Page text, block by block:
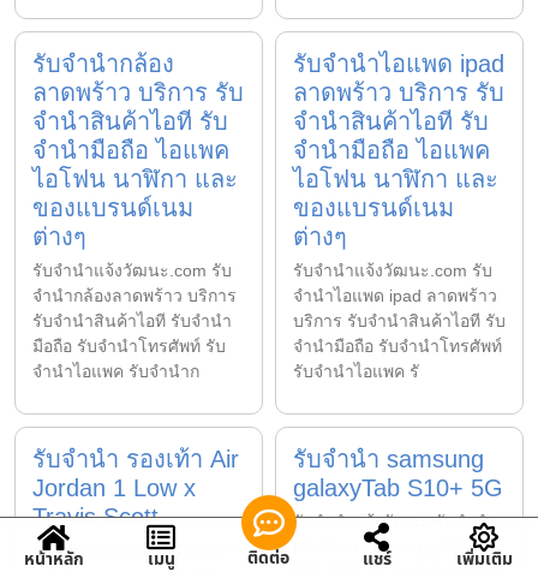
รับจำนำกล้อง
ลาดพร้าว บริการ รับ
จำนำสินค้าไอที รับ
จำนำมือถือ ไอแพค
ไอโฟน นาฬิกา และ
ของแบรนด์เนม
ต่างๆ
รับจํานําแจ้งวัฒนะ.com รับ
จำนำกล้องลาดพร้าว บริการ
รับจำนำสินค้าไอที รับจำนำ
มือถือ รับจำนำโทรศัพท์ รับ
จำนำไอแพค รับจำนำก
รับจำนำไอแพด ipad
ลาดพร้าว บริการ รับ
จำนำสินค้าไอที รับ
จำนำมือถือ ไอแพค
ไอโฟน นาฬิกา และ
ของแบรนด์เนม
ต่างๆ
รับจํานําแจ้งวัฒนะ.com รับ
จำนำไอแพด ipad ลาดพร้าว
บริการ รับจำนำสินค้าไอที รับ
จำนำมือถือ รับจำนำโทรศัพท์
รับจำนำไอแพค รั
รับจำนำ รองเท้า Air
Jordan 1 Low x
Travis Scott
รับจํานําแจ้งวัฒนะ รับจํานํา
รับจำนำ samsung ​
galaxy​Tab​ S10+ 5G
รับจํานําแจ้งวัฒนะ รับจํานํา
แจ้งวัฒนะ.com เบอร์ 098
หน้าหลัก เมนู ติดต่อ แชร์ เพิ่มเติม